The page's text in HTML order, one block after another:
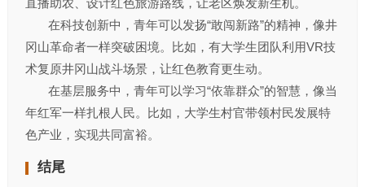
直播助农、设计红色旅游路线，让老区焕发新生机。
​​​​​​​ 在科技创新中，青年可以发扬“敢闯新路”的精神，像井
冈山革命者一样突破困境。比如，有大学生团队利用VR技
术复原井冈山战斗场景，让红色教育更生动。
​​​​​​​ 在基层服务中，青年可以学习“依靠群众”的智慧，像当
年红军一样扎根人民。比如，大学生村官带领村民发展特
色产业，实现共同富裕。
结尾